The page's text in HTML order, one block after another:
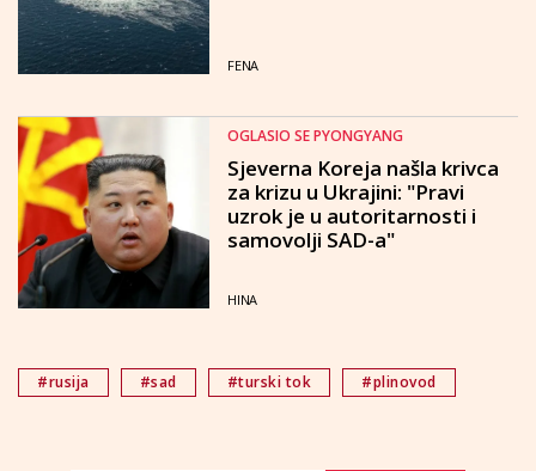
FENA
OGLASIO SE PYONGYANG
Sjeverna Koreja našla krivca
za krizu u Ukrajini: "Pravi
uzrok je u autoritarnosti i
samovolji SAD-a"
HINA
#rusija #sad #turski tok #plinovod